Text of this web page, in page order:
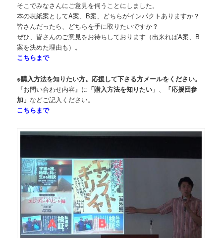
そこでみなさんにご意見を伺うことにしました。
本の表紙案としてA案、B案、どちらがインパクトありますか？
皆さんだったら、どちらを手に取りたいですか？
ぜひ、皆さんのご意見をお待ちしております（出来ればA案、B
案を決めた理由も）。
こちらまで
※購入方法を知りたい方。応援して下さる方メールをください。
『お問い合わせ内容』に 「購入方法を知りたい」
「応援団参
加」 などご記入ください。
こちらまで